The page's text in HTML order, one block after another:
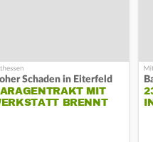
Schaden in Eiterfeld
MIT
BRENNT